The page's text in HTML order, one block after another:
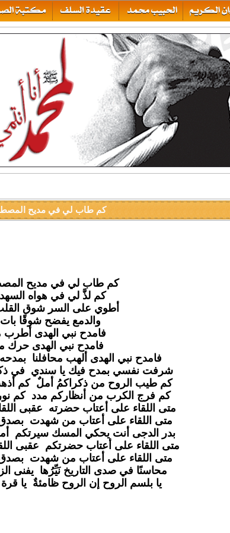
كم طاب لي في مديح
كم طاب لي في مديح
كم لذَّ لي في هواه
أطوي على السر شوق
والدمع يفضح شوقًا
فامدح نبي الهدى أطرب
فامدح نبي الهدى حرك
فامدح نبي الهدى ألهب محافلنا
شرفت نفسي بمدح فيك يا سندي في
كم طيب الروح من ذكراكمُ أملٌ كم
كم فرج الكرب من أنظاركم مدد كم
متى اللقاء على أعتاب حضرته
عقبى
متى اللقاء على أعتاب من شهدت بصدق
بدر الدجى أنت يحكي المسك سيرتكم
متى اللقاء على أعتاب حضرتكم
عقبى
متى اللقاء على أعتاب من شهدت بصدق
محاسنًا في صدى التاريخ نَيِّرُها يفنى
يا بلسم الروح إن الروح ظامئةٌ يا